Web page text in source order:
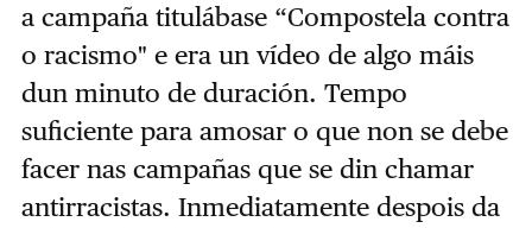
a campaña titulábase “Compostela contra
o racismo" e era un vídeo de algo máis
dun minuto de duración. Tempo
suficiente para amosar o que non se debe
facer nas campañas que se din chamar
antirracistas. Inmediatamente despois da